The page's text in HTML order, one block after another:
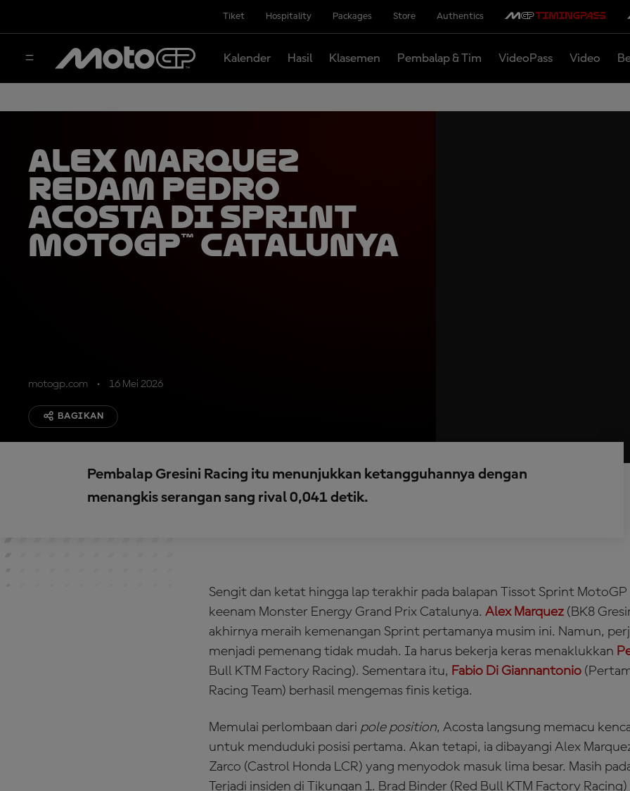
Tiket Hospitality Packages Store Authentics
Kalender Hasil Klasemen Pembalap & Tim VideoPass Video
Alex Marquez
Redam Pedro
Acosta di Sprint
MotoGP™ Catalunya
motogp.com 16 Mei 2026
BAGIKAN
Pembalap Gresini Racing itu menunjukkan ketangguhannya dengan
menangkis serangan sang rival 0,041 detik.
Sengit dan ketat hingga lap terakhir pada balapan Tissot Sprint
keenam Monster Energy Grand Prix Catalunya. Alex Marquez (BK8
akhirnya meraih kemenangan Sprint pertamanya musim ini. Namun,
menjadi pemenang tidak mudah. Ia harus bekerja keras menaklukkan
Bull KTM Factory Racing). Sementara itu, Fabio Di Giannantonio
Racing Team) berhasil mengemas finis ketiga.
Memulai perlombaan dari pole position, Acosta langsung memacu
untuk menduduki posisi pertama. Akan tetapi, ia dibayangi Alex
Zarco (Castrol Honda LCR) yang menyodok masuk lima besar. Masih
Terjadi insiden di Tikungan 1. Brad Binder (Red Bull KTM Factory